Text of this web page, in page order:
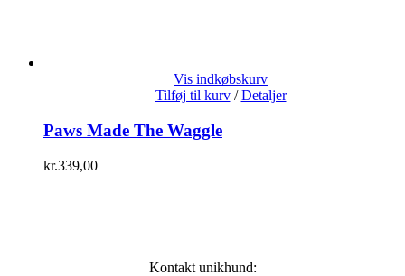
Vis indkøbskurv
Tilføj til kurv / Detaljer
Paws Made The Waggle
kr.339,00
Kontakt unikhund: